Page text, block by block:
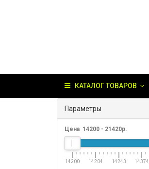
КАТАЛОГ ТОВАРОВ
Параметры
Цена 14200 - 21420р.
14200 14204 14243 14374